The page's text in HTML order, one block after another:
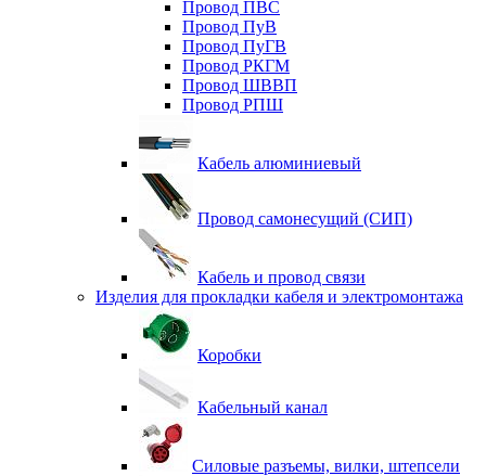
Провод ПВС
Провод ПуВ
Провод ПуГВ
Провод РКГМ
Провод ШВВП
Провод РПШ
Кабель алюминиевый
Провод самонесущий (СИП)
Кабель и провод связи
Изделия для прокладки кабеля и электромонтажа
Коробки
Кабельный канал
Силовые разъемы, вилки, штепсели